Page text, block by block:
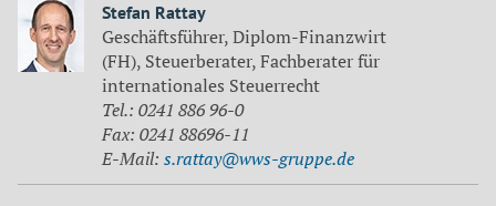
Stefan Rattay
Geschäftsführer, Diplom-Finanzwirt
(FH), Steuerberater, Fachberater für
internationales Steuerrecht
Tel.: 0241 886 96-0
Fax: 0241 88696-11
E-Mail: s.rattay@wws-gruppe.de